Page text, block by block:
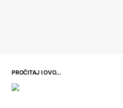
PROČITAJ I OVO...